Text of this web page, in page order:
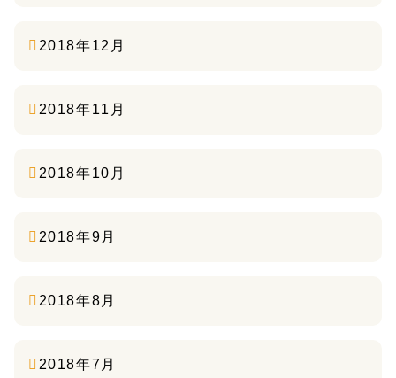
2018年12月
2018年11月
2018年10月
2018年9月
2018年8月
2018年7月